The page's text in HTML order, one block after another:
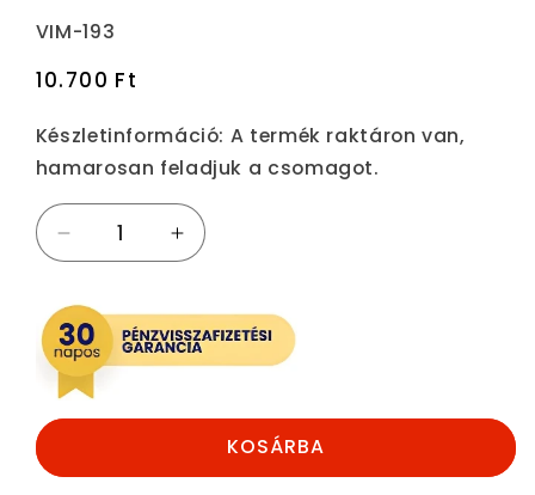
Termékváltozat:
VIM-193
Normál
10.700 Ft
Készletinformáció: A termék raktáron van,
hamarosan feladjuk a csomagot.
Túrista
sátor
4
személyes
könnyűszerkezetes,
összeszerelhető,
praktikus
Túrista
sátor
4
személyes
-
összeszerelhető,
praktikus
KOSÁRBA